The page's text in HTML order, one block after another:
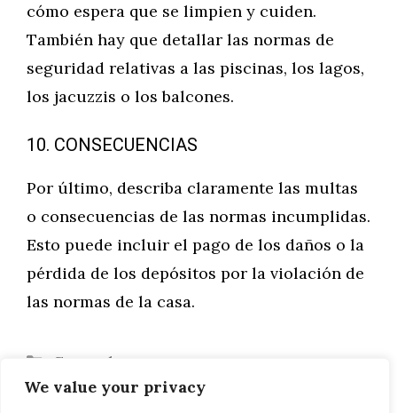
We value your privacy
cómo espera que se limpien y cuiden.
También hay que detallar las normas de
seguridad relativas a las piscinas, los lagos,
los jacuzzis o los balcones.
10. CONSECUENCIAS
Por último, describa claramente las multas
o consecuencias de las normas incumplidas.
Esto puede incluir el pago de los daños o la
pérdida de los depósitos por la violación de
las normas de la casa.
Categorías
General
Renault Koleos 2017